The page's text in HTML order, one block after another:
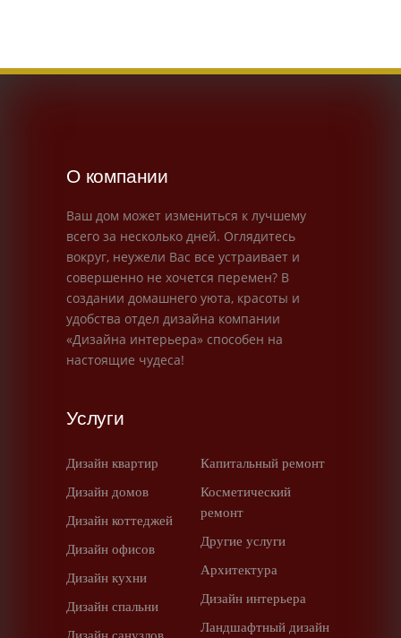
О компании
Ваш дом может измениться к лучшему
всего за несколько дней. Оглядитесь
вокруг, неужели Вас все устраивает и
совершенно не хочется перемен? В
создании домашнего уюта, красоты и
удобства отдел дизайна компании
«Дизайна интерьера» способен на
настоящие чудеса!
Услуги
Дизайн квартир
Дизайн домов
Дизайн коттеджей
Дизайн офисов
Дизайн кухни
Дизайн спальни
Дизайн санузлов
Капитальный ремонт
Косметический
ремонт
Другие услуги
Архитектура
Дизайн интерьера
Ландшафтный дизайн